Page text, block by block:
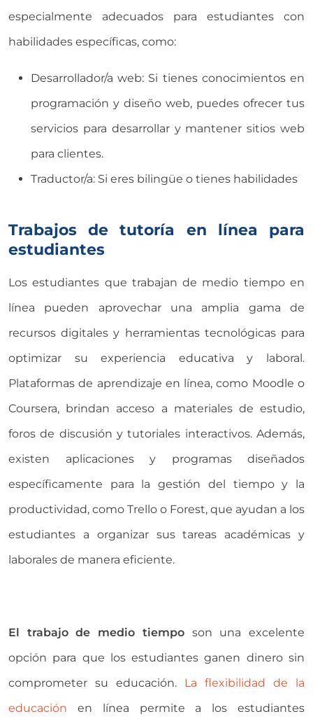
especialmente adecuados para estudiantes con
habilidades específicas, como:
Desarrollador/a web: Si tienes conocimientos en
programación y diseño web, puedes ofrecer tus
servicios para desarrollar y mantener sitios web
para clientes.
Traductor/a: Si eres bilingüe o tienes habilidades
Trabajos de tutoría en línea para
estudiantes
Los estudiantes que trabajan de medio tiempo en
línea pueden aprovechar una amplia gama de
recursos digitales y herramientas tecnológicas para
optimizar su experiencia educativa y laboral.
Plataformas de aprendizaje en línea, como Moodle o
Coursera, brindan acceso a materiales de estudio,
foros de discusión y tutoriales interactivos. Además,
existen aplicaciones y programas diseñados
específicamente para la gestión del tiempo y la
productividad, como Trello o Forest, que ayudan a los
estudiantes a organizar sus tareas académicas y
laborales de manera eficiente.
El trabajo de medio tiemposon una excelente
opción para que los estudiantes ganen dinero sin
comprometer su educación. La flexibilidad de la
educación en línea permite a los estudiantes